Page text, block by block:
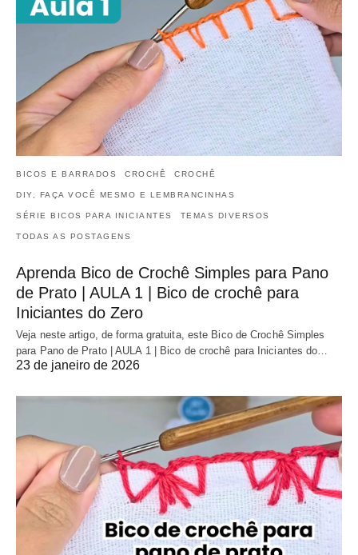
BICOS E BARRADOS CROCHÊ CROCHÊ
DIY, FAÇA VOCÊ MESMO E LEMBRANCINHAS
SÉRIE BICOS PARA INICIANTES TEMAS DIVERSOS
TODAS AS POSTAGENS
Aprenda Bico de Crochê Simples para Pano
de Prato | AULA 1 | Bico de crochê para
Iniciantes do Zero
Veja neste artigo, de forma gratuita, este Bico de Crochê Simples
para Pano de Prato | AULA 1 | Bico de crochê para Iniciantes do…
23 de janeiro de 2026